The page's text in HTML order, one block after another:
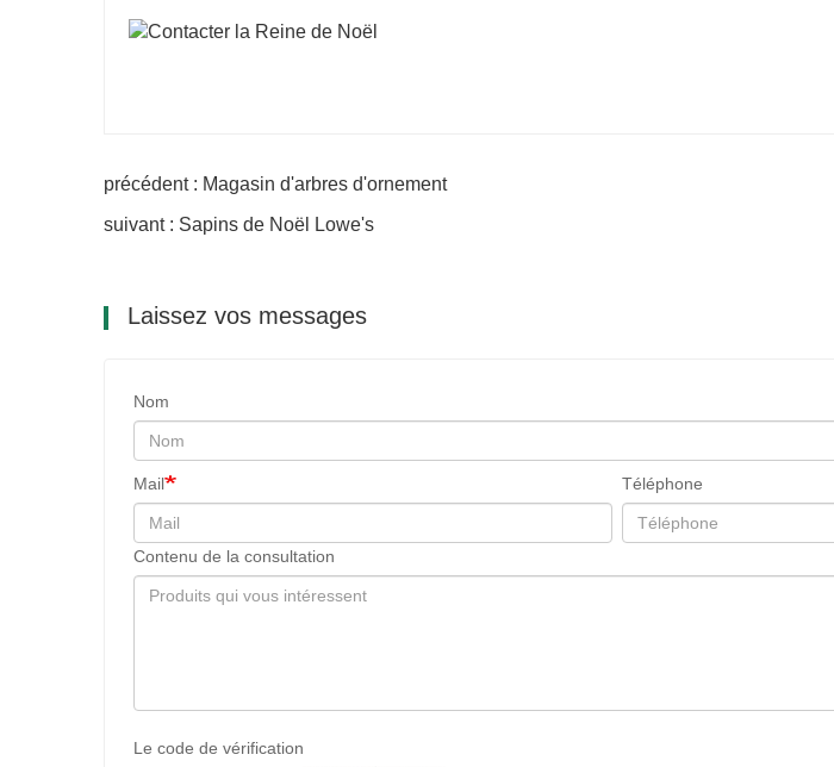
précédent : Magasin d'arbres d'ornement
suivant : Sapins de Noël Lowe's
Laissez vos messages
Nom
Mail Téléphone
Contenu de la consultation
Le code de vérification